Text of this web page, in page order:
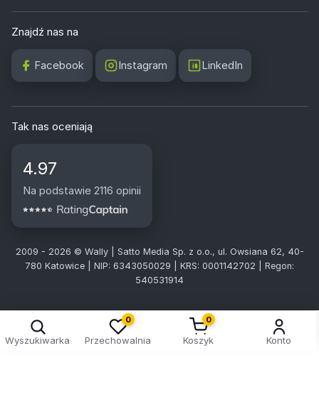
Znajdź nas na
Facebook Instagram LinkedIn
Tak nas oceniają
4.97
Na podstawie 2116 opinii
2009 - 2026 © Wally | Satto Media Sp. z o.o., ul. Owsiana 62, 40-
780 Katowice | NIP: 6343050029 | KRS: 0001142702 | Regon:
540531914
Wyszukiwarka
0
Przechowalnia
0
Koszyk Konto